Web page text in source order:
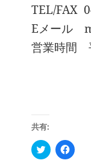
TEL/FAX
Eメール
営業時間
共有:
ク
リ
F
a